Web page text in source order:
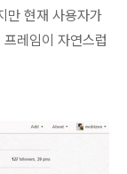
만 현재 사용자가
레임이 자연스럽